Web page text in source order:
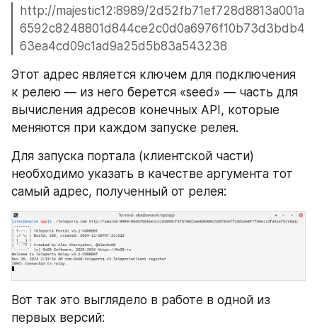
http://majestic12:8989/2d52fb71ef728d8813a001a
6592c8248801d844ce2c0d0a6976f10b73d3bdb4
63ea4cd09c1ad9a25d5b83a543238
Этот адрес является ключем для подключения
к релею — из него берется «seed» — часть для
вычисления адресов конечных API, которые
меняются при каждом запуске релея.
Для запуска портала (клиентской части)
необходимо указать в качестве аргумента тот
самый адрес, полученный от релея:
Вот так это выглядело в работе в одной из
первых версий: